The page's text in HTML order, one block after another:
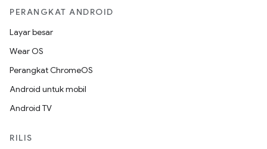
PERANGKAT ANDROID
Layar besar
Wear OS
Perangkat ChromeOS
Android untuk mobil
Android TV
RILIS